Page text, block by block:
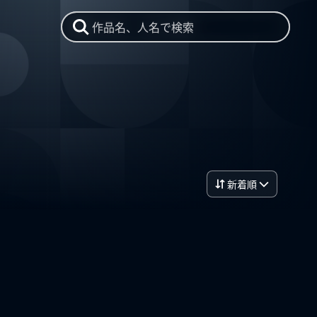
作品名、人名で検索
新着順